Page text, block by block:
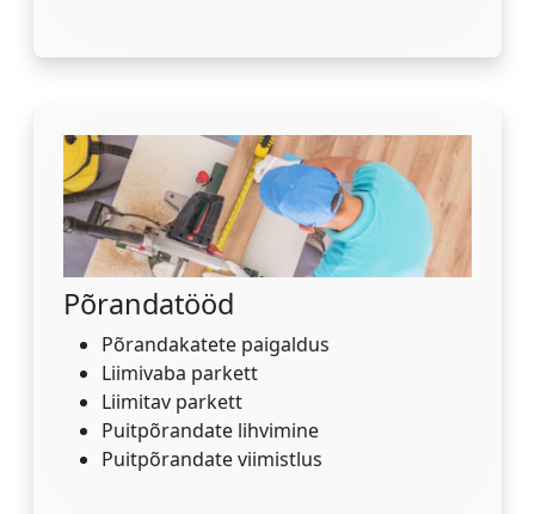
Põrandatööd
Põrandakatete paigaldus
Liimivaba parkett
Liimitav parkett
Puitpõrandate lihvimine
Puitpõrandate viimistlus